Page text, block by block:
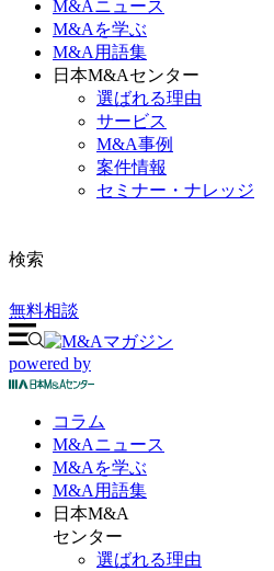
M&Aニュース
M&Aを学ぶ
M&A用語集
日本M&Aセンター
選ばれる理由
サービス
M&A事例
案件情報
セミナー・ナレッジ
検索
無料相談
powered by
コラム
M&Aニュース
M&Aを学ぶ
M&A 用語集
日本M&A
センター
選ばれる理由